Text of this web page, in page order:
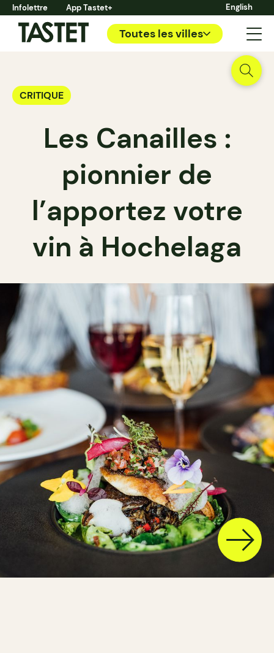
Infolettre App Tastet+ English
Toutes les villes
CRITIQUE
Les Canailles :
pionnier de
l’apportez votre
vin à Hochelaga